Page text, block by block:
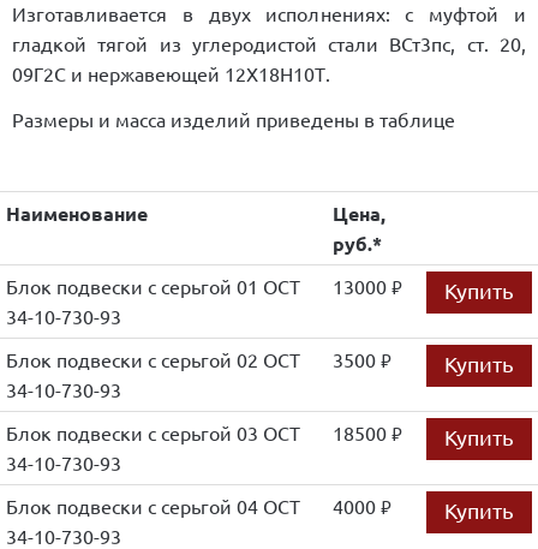
Изготавливается в двух исполнениях: с муфтой и
гладкой тягой из углеродистой стали ВСт3пс, ст. 20,
09Г2С и нержавеющей 12Х18Н10Т.
Размеры и масса изделий приведены в таблице
Наименование
Цена,
руб.*
Блок подвески с серьгой 01 ОСТ
34-10-730-93
13000 руб. Купить
Блок подвески с серьгой 02 ОСТ
34-10-730-93
3500 руб. Купить
Блок подвески с серьгой 03 ОСТ
34-10-730-93
18500 руб. Купить
Блок подвески с серьгой 04 ОСТ
34-10-730-93
4000 руб. Купить